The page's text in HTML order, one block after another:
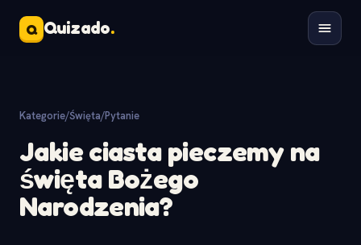
Q Quizado.
Kategorie/Święta/Pytanie
Jakie ciasta pieczemy na
święta Bożego
Narodzenia?